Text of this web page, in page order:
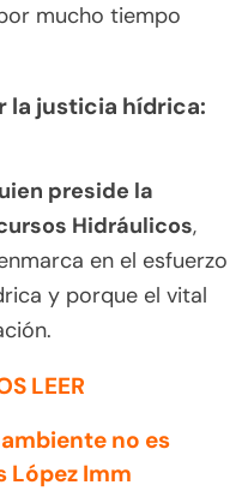
mucho tiempo
la justicia hídrica:
preside la
Hidráulicos,
en el esfuerzo
y porque el vital
LEER
no es
López Imm